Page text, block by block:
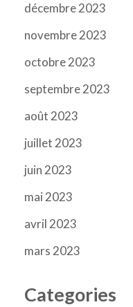
décembre 2023
novembre 2023
octobre 2023
septembre 2023
août 2023
juillet 2023
juin 2023
mai 2023
avril 2023
mars 2023
Categories